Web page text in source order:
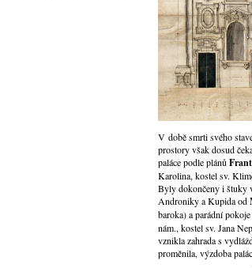
V době smrti svého
prostory však dosud
paláce podle plánů
Karolina, kostel sv.
Byly dokončeny i štuky
Androniky a Kupida od
baroka) a parádní
nám., kostel sv. Jana
vznikla zahrada s
proměnila, výzdoba